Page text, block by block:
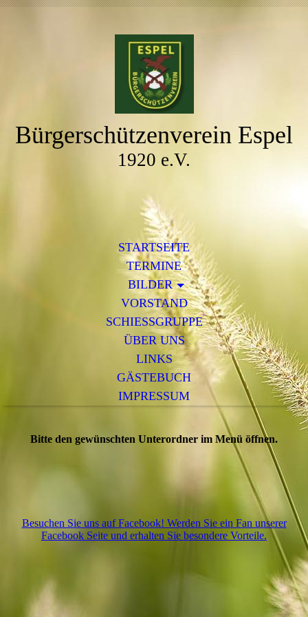
Bürgerschützenverein Espel
1920 e.V.
STARTSEITE
TERMINE
BILDER
VORSTAND
SCHIESSGRUPPE
ÜBER UNS
LINKS
GÄSTEBUCH
IMPRESSUM
Bitte den gewünschten Unterordner im Menü öffnen.
Besuchen Sie uns auf Facebook! Werden Sie ein Fan unserer
Facebook Seite und erhalten Sie besondere Vorteile.